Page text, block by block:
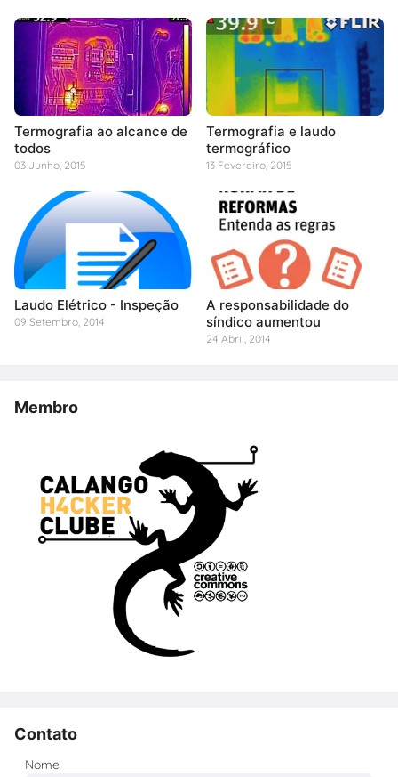
Termografia ao alcance de
todos
03 Junho, 2015
Termografia e laudo
termográfico
13 Fevereiro, 2015
Laudo Elétrico - Inspeção
09 Setembro, 2014
A responsabilidade do
síndico aumentou
24 Abril, 2014
Membro
Contato
Nome